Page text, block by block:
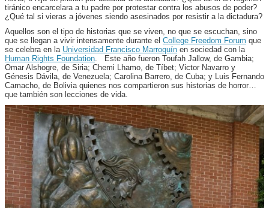
tiránico encarcelara a tu padre por protestar contra los abusos de poder?
¿Qué tal si vieras a jóvenes siendo asesinados por resistir a la dictadura?
Aquellos son el tipo de historias que se viven, no que se escuchan, sino
que se llegan a vivir intensamente durante el College Freedom Forum que
se celebra en la Universidad Francisco Marroquín en sociedad con la
Human Rights Foundation. Este año fueron Toufah Jallow, de Gambia;
Omar Alshogre, de Siria; Chemi Lhamo, de Tíbet; Victor Navarro y
Génesis Dávila, de Venezuela; Carolina Barrero, de Cuba; y Luis Fernando
Camacho, de Bolivia quienes nos compartieron sus historias de horror…
que también son lecciones de vida.